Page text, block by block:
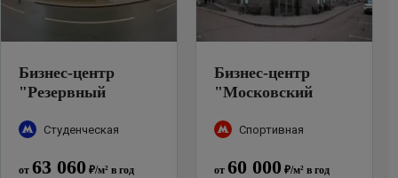
Бизнес-центр
"Резервный
Студенческая
от 63 060 ₽/м² в год
Бизнес-центр
"Московский
Спортивная
от 60 000 ₽/м² в год